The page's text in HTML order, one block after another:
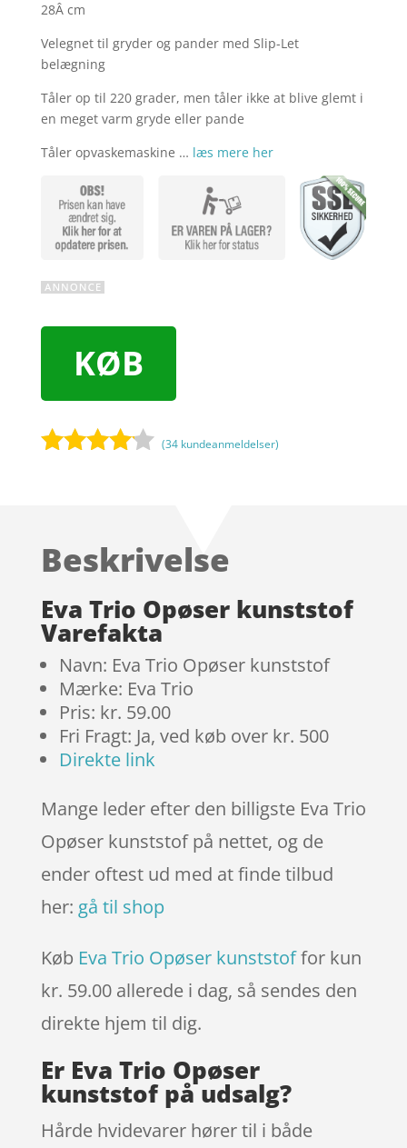
28Â cm
Velegnet til gryder og pander med Slip-Let
belægning
Tåler op til 220 grader, men tåler ikke at blive glemt i
en meget varm gryde eller pande
Tåler opvaskemaskine … læs mere her
KØB
på
ømmels
er
(34 kundeanmeldelser)
Beskrivelse
Eva Trio Opøser kunststof
Varefakta
Navn: Eva Trio Opøser kunststof
Mærke: Eva Trio
Pris: kr. 59.00
Fri Fragt: Ja, ved køb over kr. 500
Direkte link
Mange leder efter den billigste Eva Trio
Opøser kunststof på nettet, og de
ender oftest ud med at finde tilbud
her: gå til shop
Køb Eva Trio Opøser kunststoffor kun
kr. 59.00 allerede i dag, så sendes den
direkte hjem til dig.
Er Eva Trio Opøser
kunststof på udsalg?
Hårde hvidevarer hører til i både